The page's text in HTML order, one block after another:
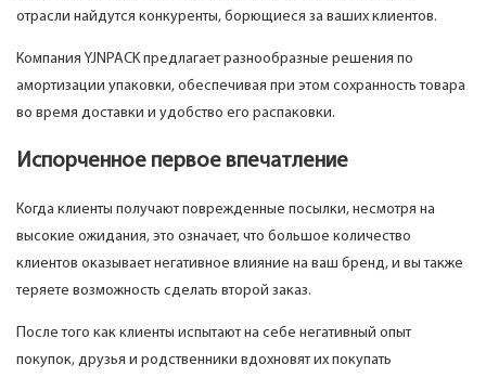
отрасли найдутся конкуренты, борющиеся за ваших клиентов.
Компания YJNPACK предлагает разнообразные решения по
амортизации упаковки, обеспечивая при этом сохранность товара
во время доставки и удобство его распаковки.
Испорченное первое впечатление
Когда клиенты получают поврежденные посылки, несмотря на
высокие ожидания, это означает, что большое количество
клиентов оказывает негативное влияние на ваш бренд, и вы также
теряете возможность сделать второй заказ.
После того как клиенты испытают на себе негативный опыт
покупок, друзья и родственники вдохновят их покупать